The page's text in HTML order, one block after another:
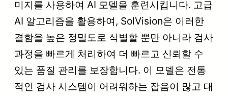
미지를 사용하여 AI 모델을 훈련시킵니다. 고급
AI 알고리즘을 활용하여, SolVision은 이러한
결함을 높은 정밀도로 식별할 뿐만 아니라 검사
과정을 빠르게 처리하여 더 빠르고 신뢰할 수
있는 품질 관리를 보장합니다. 이 모델은 전통
적인 검사 시스템이 어려워하는 잡음이 많고 대